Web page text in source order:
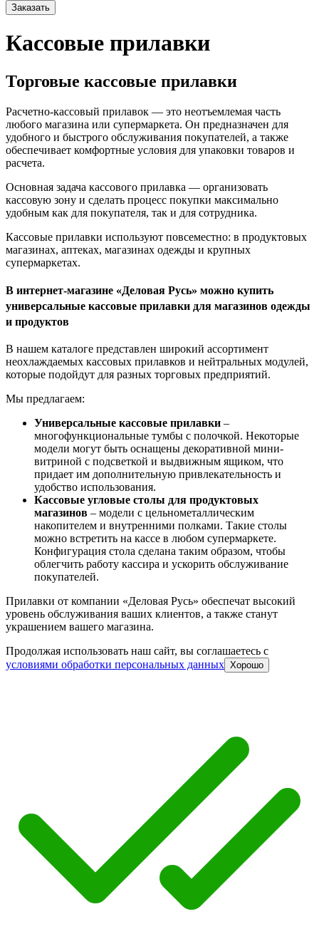
Заказать
Кассовые прилавки
Торговые кассовые прилавки
Расчетно-кассовый прилавок — это неотъемлемая часть
любого магазина или супермаркета. Он предназначен для
удобного и быстрого обслуживания покупателей, а также
обеспечивает комфортные условия для упаковки товаров и
расчета.
Основная задача кассового прилавка — организовать
кассовую зону и сделать процесс покупки максимально
удобным как для покупателя, так и для сотрудника.
Кассовые прилавки используют повсеместно: в продуктовых
магазинах, аптеках, магазинах одежды и крупных
супермаркетах.
В интернет-магазине «Деловая Русь» можно купить
универсальные кассовые прилавки для магазинов одежды
и продуктов
В нашем каталоге представлен широкий ассортимент
неохлаждаемых кассовых прилавков и нейтральных модулей,
которые подойдут для разных торговых предприятий.
Мы предлагаем:
Универсальные кассовые прилавки –
многофункциональные тумбы с полочкой. Некоторые
модели могут быть оснащены декоративной мини-
витриной с подсветкой и выдвижным ящиком, что
придает им дополнительную привлекательность и
удобство использования.
Кассовые угловые столы для продуктовых
магазинов – модели с цельнометаллическим
накопителем и внутренними полками. Такие столы
можно встретить на кассе в любом супермаркете.
Конфигурация стола сделана таким образом, чтобы
облегчить работу кассира и ускорить обслуживание
покупателей.
Прилавки от компании «Деловая Русь» обеспечат высокий
уровень обслуживания ваших клиентов, а также станут
украшением вашего магазина.
Продолжая использовать наш сайт, вы соглашаетесь c
условиями обработки персональных данных Хорошо